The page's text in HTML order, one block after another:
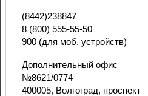
(8442)238847
8 (800) 555-55-50
900 (для моб. устройств)
Дополнительный офис
№8621/0774
400005, Волгоград, проспект